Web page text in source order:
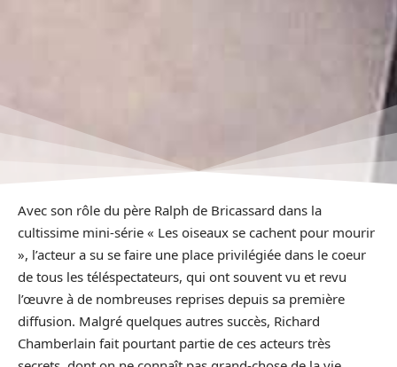
Avec son rôle du père Ralph de Bricassard dans la
cultissime mini-série « Les oiseaux se cachent pour mourir
», l’acteur a su se faire une place privilégiée dans le coeur
de tous les téléspectateurs, qui ont souvent vu et revu
l’œuvre à de nombreuses reprises depuis sa première
diffusion. Malgré quelques autres succès, Richard
Chamberlain fait pourtant partie de ces acteurs très